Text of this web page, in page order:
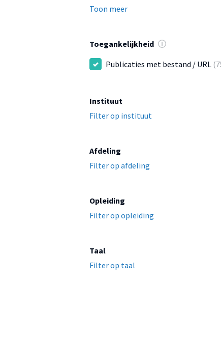
Toon meer
Toegankelijkheid
Publicaties met bestand / URL
Instituut
Filter op instituut
Afdeling
Filter op afdeling
Opleiding
Filter op opleiding
Taal
Filter op taal